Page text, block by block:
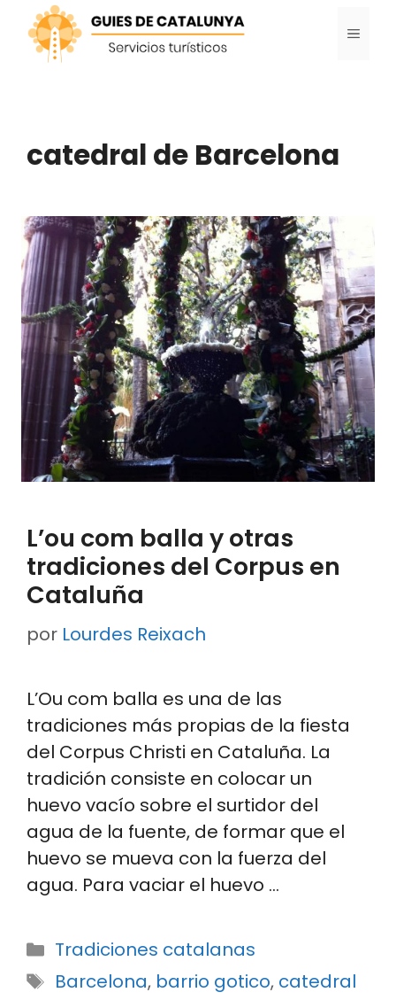
Saltar
contenido
MENÚ
catedral de Barcelona
L’ou com balla y otras
tradiciones del Corpus en
Cataluña
por Lourdes Reixach
L’Ou com balla es una de las
tradiciones más propias de la fiesta
del Corpus Christi en Cataluña. La
tradición consiste en colocar un
huevo vacío sobre el surtidor del
agua de la fuente, de formar que el
huevo se mueva con la fuerza del
agua. Para vaciar el huevo …
Categorías
Tradiciones catalanas
Etiquetas
Barcelona, barrio gotico, catedral